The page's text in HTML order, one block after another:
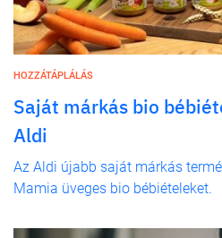
HOZZÁTÁPLÁLÁS
Saját márkás bio
Aldi
Az Aldi újabb saját márkás
Mamia üveges bio bébiételeket.